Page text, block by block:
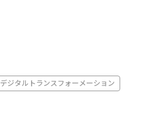
デジタルトランスフォーメーション